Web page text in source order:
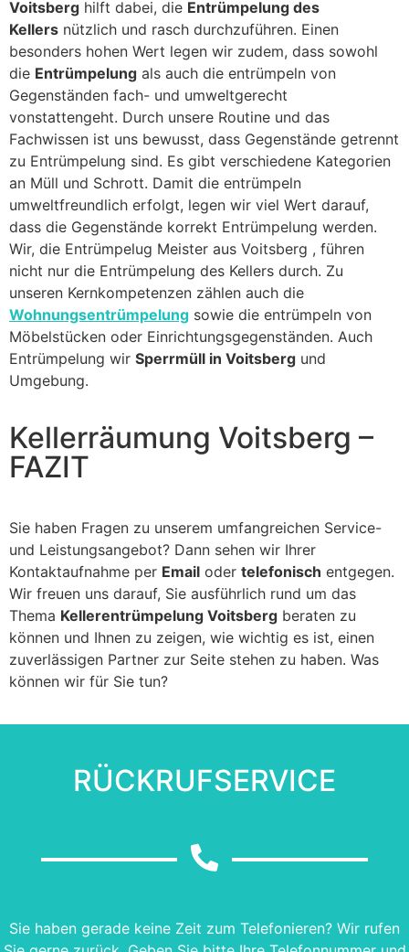
Voitsberg hilft dabei, die Entrümpelung des
Kellers nützlich und rasch durchzuführen. Einen
besonders hohen Wert legen wir zudem, dass sowohl
die Entrümpelung als auch die entrümpeln von
Gegenständen fach- und umweltgerecht
vonstattengeht. Durch unsere Routine und das
Fachwissen ist uns bewusst, dass Gegenstände getrennt
zu Entrümpelung sind. Es gibt verschiedene Kategorien
an Müll und Schrott. Damit die entrümpeln
umweltfreundlich erfolgt, legen wir viel Wert darauf,
dass die Gegenstände korrekt Entrümpelung werden.
Wir, die Entrümpelug Meister aus Voitsberg , führen
nicht nur die Entrümpelung des Kellers durch. Zu
unseren Kernkompetenzen zählen auch die
Wohnungsentrümpelung sowie die entrümpeln von
Möbelstücken oder Einrichtungsgegenständen. Auch
Entrümpelung wir Sperrmüll in Voitsberg und
Umgebung.
Kellerräumung Voitsberg –
FAZIT
Sie haben Fragen zu unserem umfangreichen Service-
und Leistungsangebot? Dann sehen wir Ihrer
Kontaktaufnahme per Email oder telefonisch entgegen.
Wir freuen uns darauf, Sie ausführlich rund um das
Thema Kellerentrümpelung Voitsberg beraten zu
können und Ihnen zu zeigen, wie wichtig es ist, einen
zuverlässigen Partner zur Seite stehen zu haben. Was
können wir für Sie tun?
RÜCKRUFSERVICE
Sie haben gerade keine Zeit zum Telefonieren? Wir rufen